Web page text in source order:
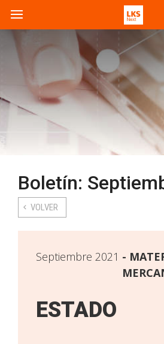
Boletín:
VOLVER
Septiembre 2021
ESTADO